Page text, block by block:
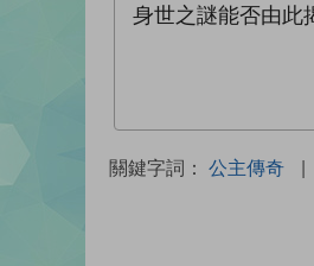
身世之謎能否由此
關鍵字詞： 公主傳奇 |